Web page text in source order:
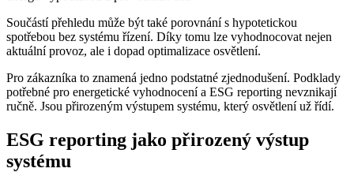
Součástí přehledu může být také porovnání s hypotetickou
spotřebou bez systému řízení. Díky tomu lze vyhodnocovat nejen
aktuální provoz, ale i dopad optimalizace osvětlení.
Pro zákazníka to znamená jedno podstatné zjednodušení. Podklady
potřebné pro energetické vyhodnocení a ESG reporting nevznikají
ručně. Jsou přirozeným výstupem systému, který osvětlení už řídí.
ESG reporting jako přirozený výstup
systému